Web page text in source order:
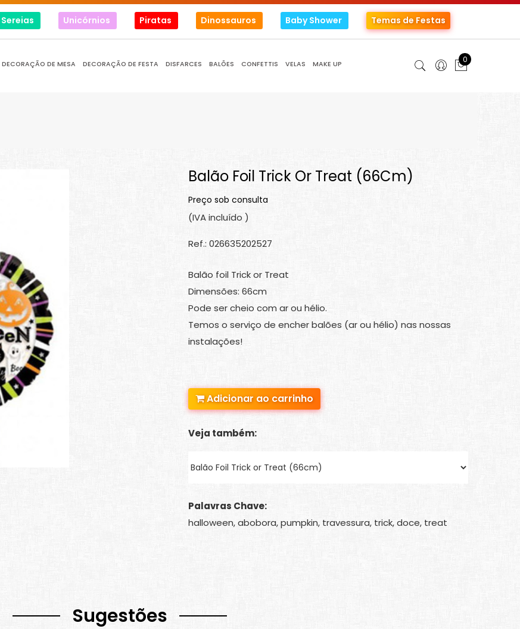
Sereias Unicórnios Piratas Dinossauros Baby Shower Temas de Festas
DECORAÇÃO DE MESA DECORAÇÃO DE FESTA DISFARCES BALÕES CONFETTIS VELAS MAKE UP 0
Balão Foil Trick Or Treat (66Cm)
Preço sob consulta
(IVA incluído )
Ref.: 026635202527
Balão foil Trick or Treat
Dimensões: 66cm
Pode ser cheio com ar ou hélio.
Temos o serviço de encher balões (ar ou hélio) nas nossas
instalações!
Adicionar ao carrinho
Veja também:
Palavras Chave:
halloween, abobora, pumpkin, travessura, trick, doce, treat
Sugestões